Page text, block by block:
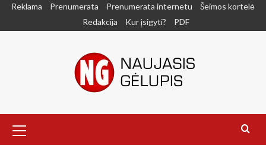
SkipReklama Prenumerata Prenumerata internetu
Šeimos kortelė
Redakcija
Kur įsigyti? PDF
Menu